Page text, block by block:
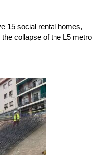
15 social rental homes,
collapse of the L5 metro